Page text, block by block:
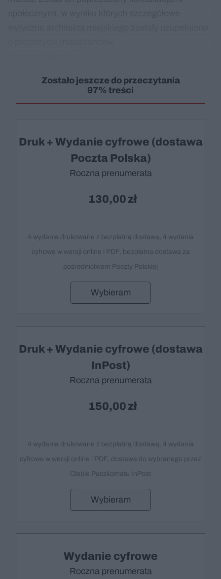
Zostało jeszcze do przeczytania
97% treści
Druk + Wydanie cyfrowe (dostawa
Poczta Polska)
Roczna prenumerata
130,00
4 wydania drukowane z bezpłatną dostawą, 4 wydania
cyfrowe w wersji online i PDF, bezpłatna dostawa za
pośrednictwem Poczty Polskiej
Wybieram
Druk + Wydanie cyfrowe (dostawa
InPost)
Roczna prenumerata
150,00
4 wydania drukowane z bezpłatną dostawą, 4 wydania
cyfrowe w wersji online i PDF, dostawa do wybranego przez
Ciebie Paczkomatu InPost
Wybieram
Wydanie cyfrowe
Roczna prenumerata